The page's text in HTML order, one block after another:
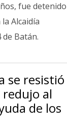
fue detenido
Alcaidía
de Batán.
se resistió
al
de los